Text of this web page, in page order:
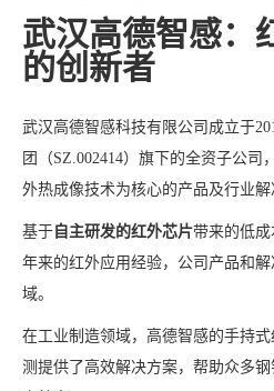
武汉高德智感：
的创新者
武汉高德智感科技有限公司成立于
团（SZ.002414）旗下的全资子公司
外热成像技术为核心的产品及行业解
基于自主研发的红外芯片带来的低
年来的红外应用经验，公司产品和
域。
在工业制造领域，高德智感的手持
测提供了高效解决方案，帮助众多